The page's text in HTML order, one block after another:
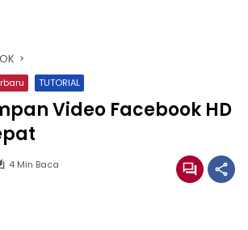
TUTORIAL
Video Facebook HD
4 Min Baca